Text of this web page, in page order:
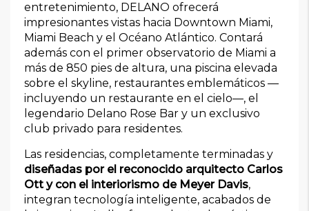
entretenimiento, DELANO ofrecerá
impresionantes vistas hacia Downtown Miami,
Miami Beach y el Océano Atlántico. Contará
además con el primer observatorio de Miami a
más de 850 pies de altura, una piscina elevada
sobre el skyline, restaurantes emblemáticos —
incluyendo un restaurante en el cielo—, el
legendario Delano Rose Bar y un exclusivo
club privado para residentes.
Las residencias, completamente terminadas y
diseñadas por el reconocido arquitecto Carlos
Ott y con el interiorismo de Meyer Davis,
integran tecnología inteligente, acabados de